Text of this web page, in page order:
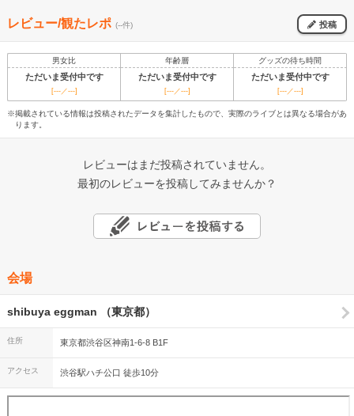
レビュー/観たレポ (--件) 投稿
男女比 年齢層 グッズの待ち時間
ただいま受付中です ただいま受付中です ただいま受付中です
[---／---] [---／---] [---／---]
※掲載されている情報は投稿されたデータを集計したもので、実際のライブとは異なる場合があ
ります。
レビューはまだ投稿されていません。
最初のレビューを投稿してみませんか？
会場
shibuya eggman （東京都）
住所 東京都渋谷区神南1-6-8 B1F
アクセス 渋谷駅ハチ公口 徒歩10分